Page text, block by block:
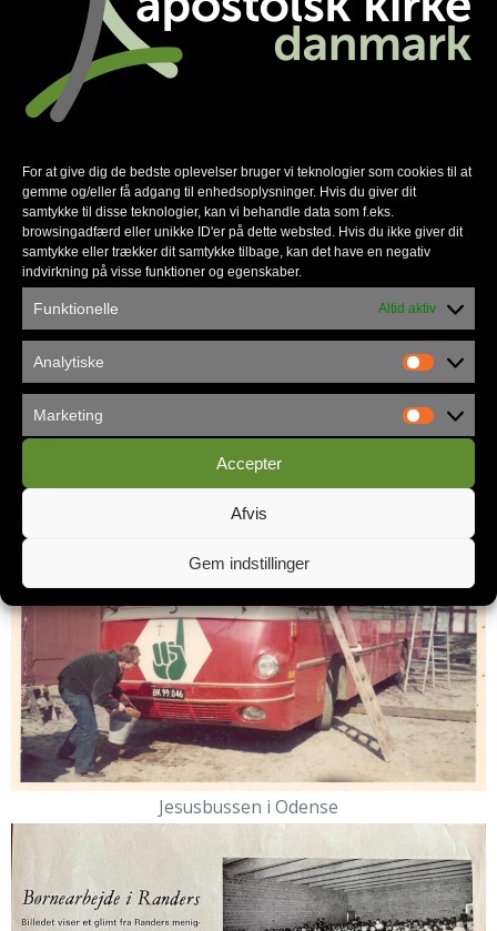
For at give dig de bedste oplevelser bruger vi teknologier som cookies til at
gemme og/eller få adgang til enhedsoplysninger. Hvis du giver dit
samtykke til disse teknologier, kan vi behandle data som f.eks.
browsingadfærd eller unikke ID'er på dette websted. Hvis du ikke giver dit
samtykke eller trækker dit samtykke tilbage, kan det have en negativ
indvirkning på visse funktioner og egenskaber.
Funktionelle Altid aktiv
Analytiske
Marketing
Accepter
Afvis
Gem indstillinger
Koldingstævnet i "gamle dage"
Jesusbussen i Odense